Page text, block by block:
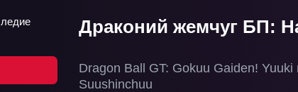
Драконий жемчуг БП:
Dragon Ball GT: Gokuu Gaiden! Yuuki
Suushinchuu